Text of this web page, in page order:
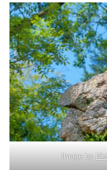
Image by